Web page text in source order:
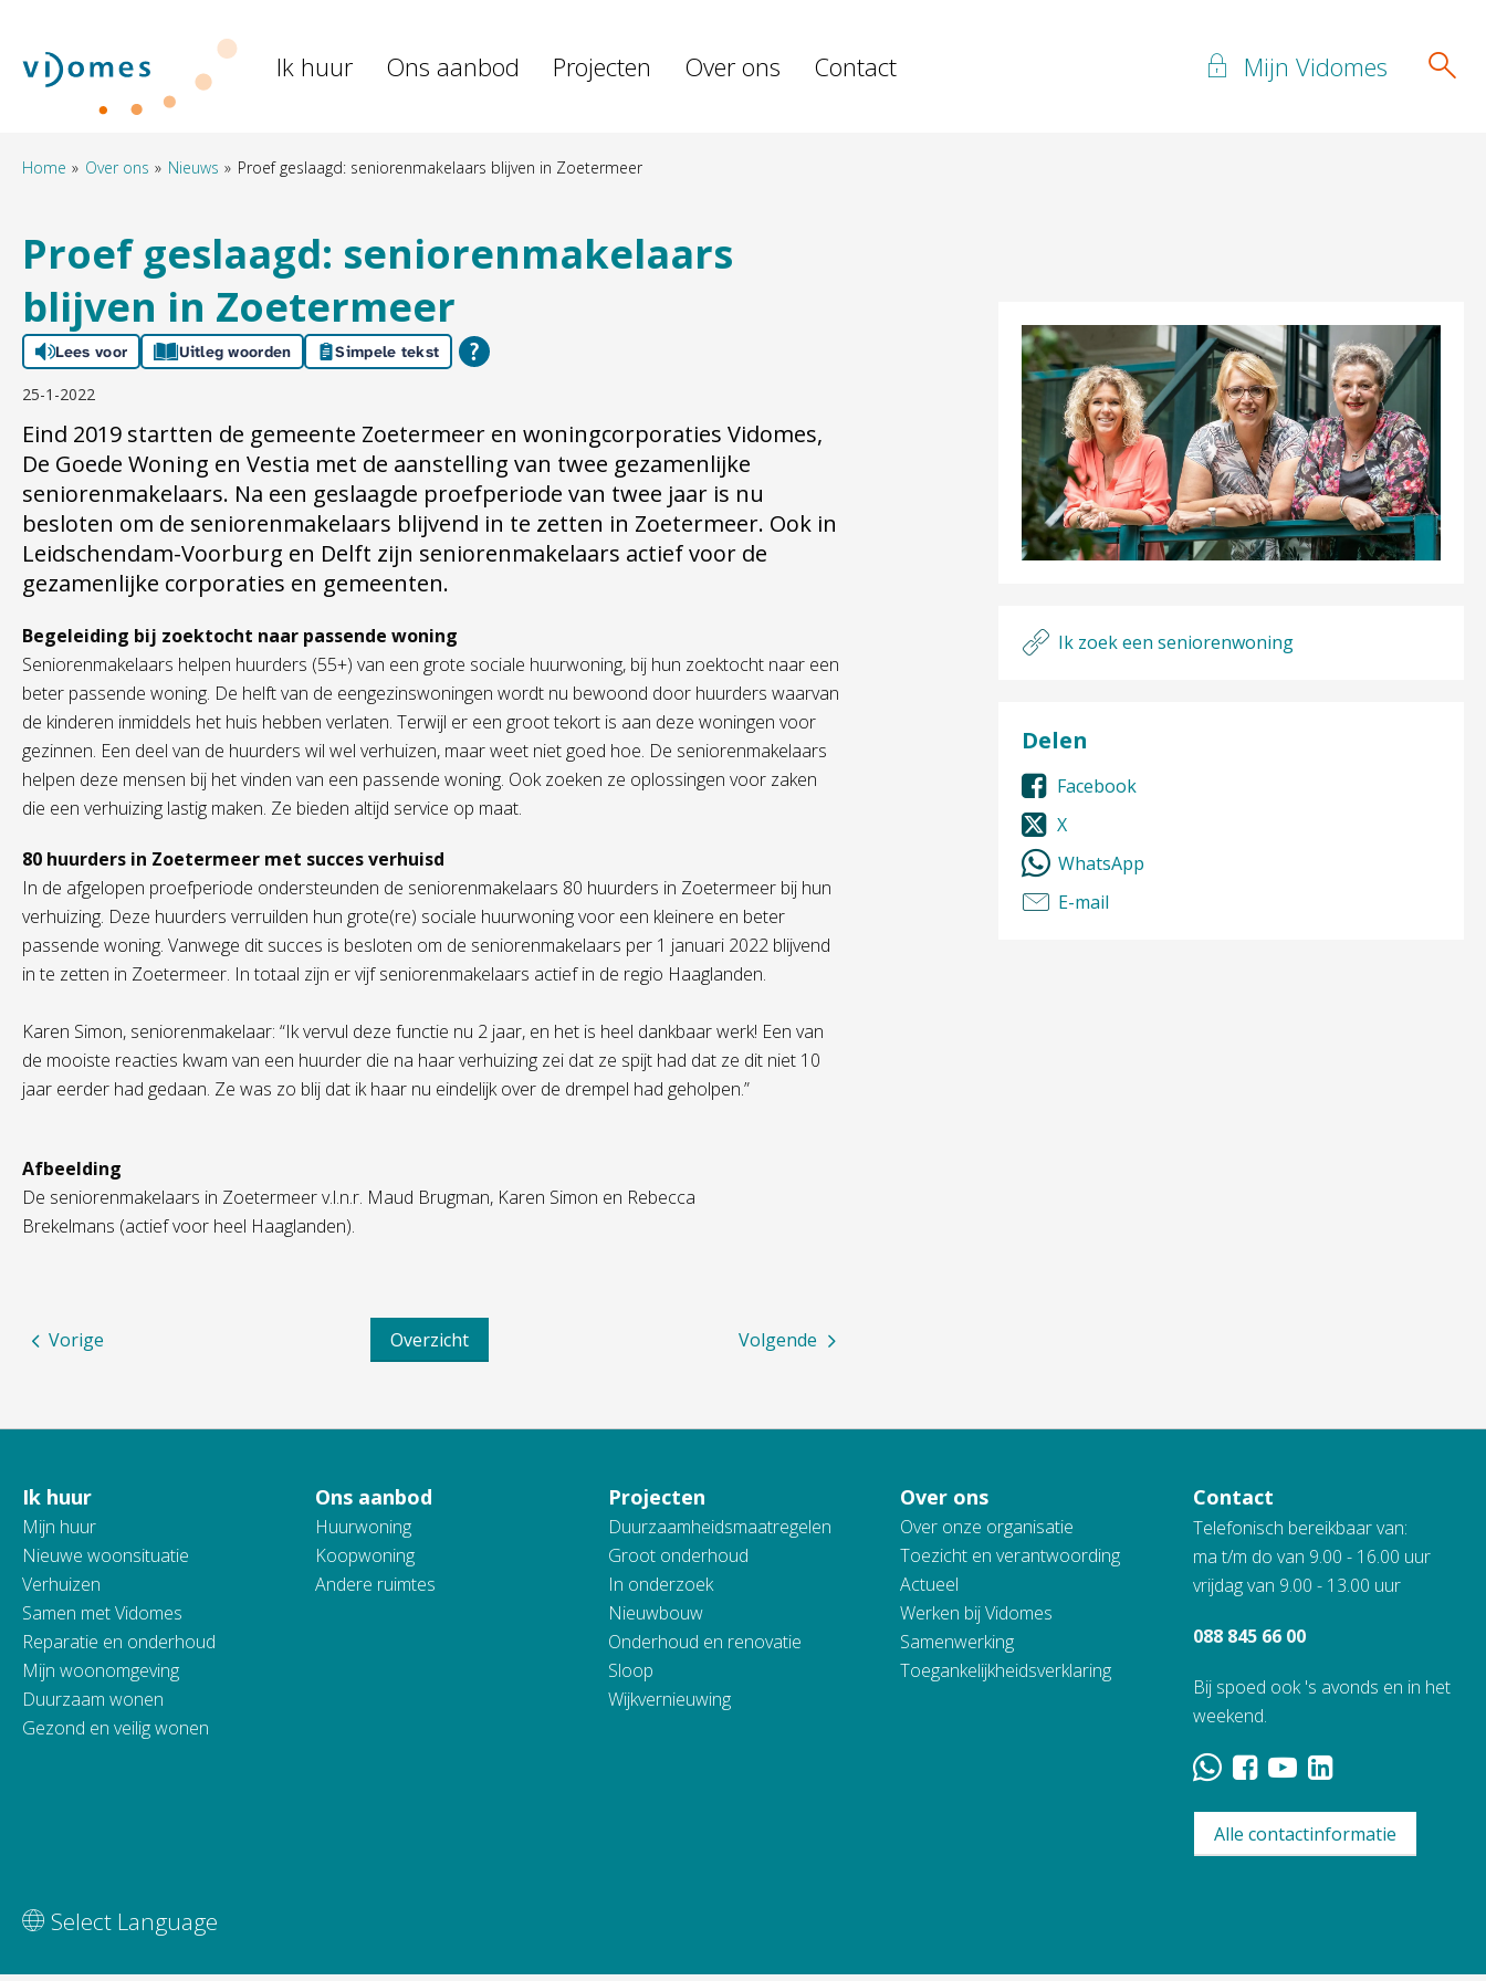
Naar hoofdinhoud
Naar hoofdnavigatiemenu
Naar zoeken
Naar de homepage Ik huur Ons aanbod Projecten Over ons Contact Mijn Vidomes
Home Over ons Nieuws Proef geslaagd: seniorenmakelaars blijven in Zoetermeer
Proef geslaagd: seniorenmakelaars
blijven in Zoetermeer
Lees voor Uitleg woorden Simpele tekst
25-1-2022
Eind 2019 startten de gemeente Zoetermeer en woningcorporaties Vidomes,
De Goede Woning en Vestia met de aanstelling van twee gezamenlijke
seniorenmakelaars. Na een geslaagde proefperiode van twee jaar is nu
besloten om de seniorenmakelaars blijvend in te zetten in Zoetermeer. Ook in
Leidschendam-Voorburg en Delft zijn seniorenmakelaars actief voor de
gezamenlijke corporaties en gemeenten.
Begeleiding bij zoektocht naar passende woning
Seniorenmakelaars helpen huurders (55+) van een grote sociale huurwoning, bij hun zoektocht naar een
beter passende woning. De helft van de eengezinswoningen wordt nu bewoond door huurders waarvan
de kinderen inmiddels het huis hebben verlaten. Terwijl er een groot tekort is aan deze woningen voor
gezinnen. Een deel van de huurders wil wel verhuizen, maar weet niet goed hoe. De seniorenmakelaars
helpen deze mensen bij het vinden van een passende woning. Ook zoeken ze oplossingen voor zaken
die een verhuizing lastig maken. Ze bieden altijd service op maat.
80 huurders in Zoetermeer met succes verhuisd
In de afgelopen proefperiode ondersteunden de seniorenmakelaars 80 huurders in Zoetermeer bij hun
verhuizing. Deze huurders verruilden hun grote(re) sociale huurwoning voor een kleinere en beter
passende woning. Vanwege dit succes is besloten om de seniorenmakelaars per 1 januari 2022 blijvend
in te zetten in Zoetermeer. In totaal zijn er vijf seniorenmakelaars actief in de regio Haaglanden.
Karen Simon, seniorenmakelaar: “Ik vervul deze functie nu 2 jaar, en het is heel dankbaar werk! Een van
de mooiste reacties kwam van een huurder die na haar verhuizing zei dat ze spijt had dat ze dit niet 10
jaar eerder had gedaan. Ze was zo blij dat ik haar nu eindelijk over de drempel had geholpen.”
Afbeelding
De seniorenmakelaars in Zoetermeerv.l.n.r. Maud Brugman, Karen Simon en Rebecca
Brekelmans (actief voor heel Haaglanden).
Volgende
Overzicht
Vorige
Ik zoek een seniorenwoning
Delen
Facebook
X
WhatsApp
E-mail
Contactinformatie
Ik huur
Mijn huur
Nieuwe woonsituatie
Verhuizen
Samen met Vidomes
Reparatie en onderhoud
Mijn woonomgeving
Duurzaam wonen
Gezond en veilig wonen
Ons aanbod
Huurwoning
Koopwoning
Andere ruimtes
Projecten
Duurzaamheidsmaatregelen
Groot onderhoud
In onderzoek
Nieuwbouw
Onderhoud en renovatie
Sloop
Wijkvernieuwing
Over ons
Over onze organisatie
Toezicht en verantwoording
Actueel
Werken bij Vidomes
Samenwerking
Toegankelijkheidsverklaring
Contact
Telefonisch bereikbaar van:
ma t/m do van 9.00 - 16.00 uur
vrijdag van 9.00 - 13.00 uur
088 845 66 00
Bij spoed ook 's avonds en in het
weekend.
Alle contactinformatie
Vertaal deze pagina
Select Language